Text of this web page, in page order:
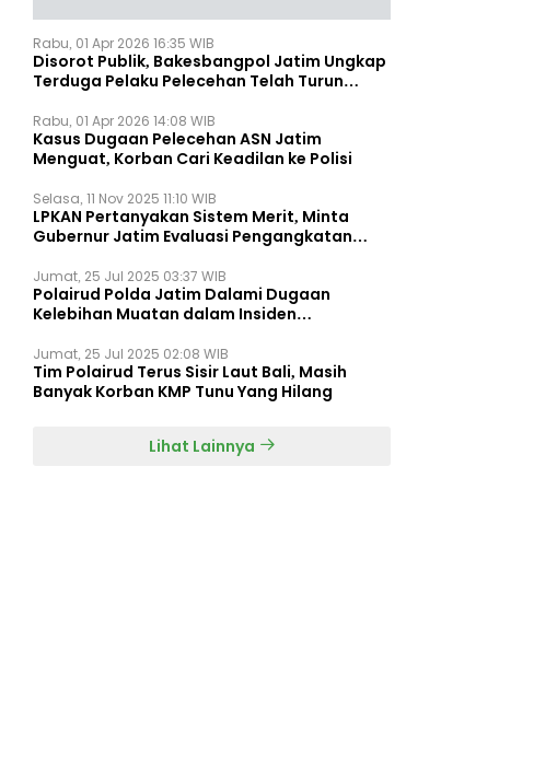
Rabu, 01 Apr 2026 16:35 WIB
Disorot Publik, Bakesbangpol Jatim Ungkap
Terduga Pelaku Pelecehan Telah Turun
Rabu, 01 Apr 2026 14:08 WIB
Kasus Dugaan Pelecehan ASN Jatim
Menguat, Korban Cari Keadilan ke Polisi
Selasa, 11 Nov 2025 11:10 WIB
LPKAN Pertanyakan Sistem Merit, Minta
Gubernur Jatim Evaluasi Pengangkatan
Jumat, 25 Jul 2025 03:37 WIB
Polairud Polda Jatim Dalami Dugaan
Kelebihan Muatan dalam Insiden
Jumat, 25 Jul 2025 02:08 WIB
Tim Polairud Terus Sisir Laut Bali, Masih
Banyak Korban KMP Tunu Yang Hilang
Lihat Lainnya